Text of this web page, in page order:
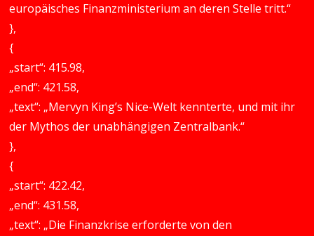
europäisches Finanzministerium an deren Stelle tritt.“
},
{
„start“: 415.98,
„end“: 421.58,
„text“: „Mervyn King’s Nice-Welt kennterte, und mit ihr
der Mythos der unabhängigen Zentralbank.“
},
{
„start“: 422.42,
„end“: 431.58,
„text“: „Die Finanzkrise erforderte von den